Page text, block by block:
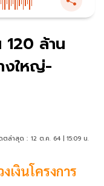
120 ล้าน
งใหญ่-
ตล่าสุด : 12 ต.ค. 64 | 15:09 น.
งินโครงการ